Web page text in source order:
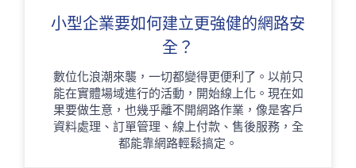
小型企業要如何建立更強健的網路安
全？
數位化浪潮來襲，一切都變得更便利了。以前只
能在實體場域進行的活動，開始線上化。現在如
果要做生意，也幾乎離不開網路作業，像是客戶
資料處理、訂單管理、線上付款、售後服務，全
都能靠網路輕鬆搞定。